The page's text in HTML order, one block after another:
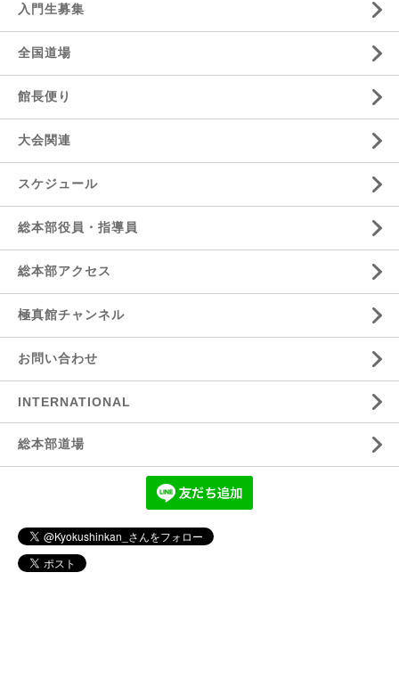
入門生募集
全国道場
館長便り
大会関連
スケジュール
総本部役員・指導員
総本部アクセス
極真館チャンネル
お問い合わせ
INTERNATIONAL
総本部道場